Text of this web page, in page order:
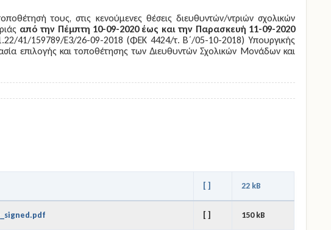
τους, στις κενούμενες θέσεις διευθυντών/ντριών σχολικών
από την Πέμπτη 10-09-2020 έως και την Παρασκευή 11-09-2020
41/159789/Ε3/26-09-2018 (ΦΕΚ 4424/τ. Β΄/05-10-2018) Υπουργικής
επιλογής και τοποθέτησης των Διευθυντών Σχολικών Μονάδων και
[ ] 22 kB
[ ] 150 kB